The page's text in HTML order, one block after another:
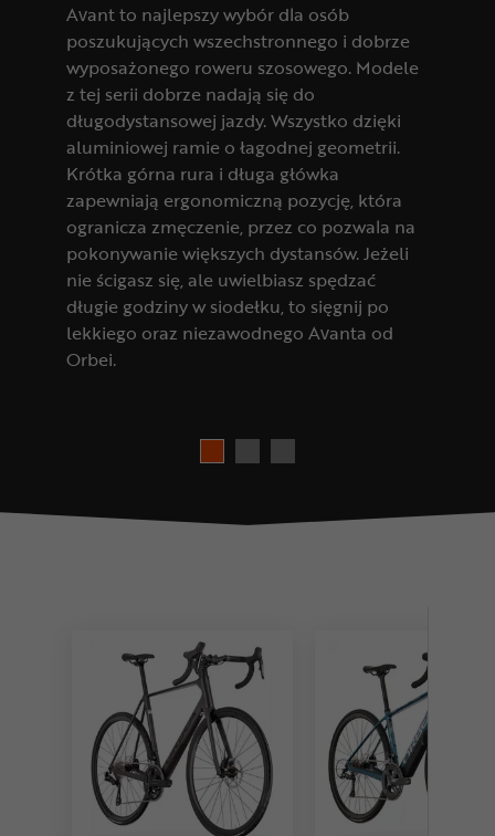
Avant to najlepszy wybór dla osób
poszukujących wszechstronnego i dobrze
wyposażonego roweru szosowego. Modele
z tej serii dobrze nadają się do
długodystansowej jazdy. Wszystko dzięki
aluminiowej ramie o łagodnej geometrii.
Krótka górna rura i długa główka
zapewniają ergonomiczną pozycję, która
ogranicza zmęczenie, przez co pozwala na
pokonywanie większych dystansów. Jeżeli
nie ścigasz się, ale uwielbiasz spędzać
długie godziny w siodełku, to sięgnij po
lekkiego oraz niezawodnego Avanta od
Orbei.